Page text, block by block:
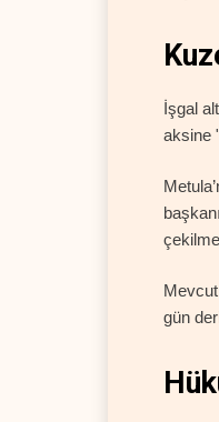
İşgal
aksine
gün